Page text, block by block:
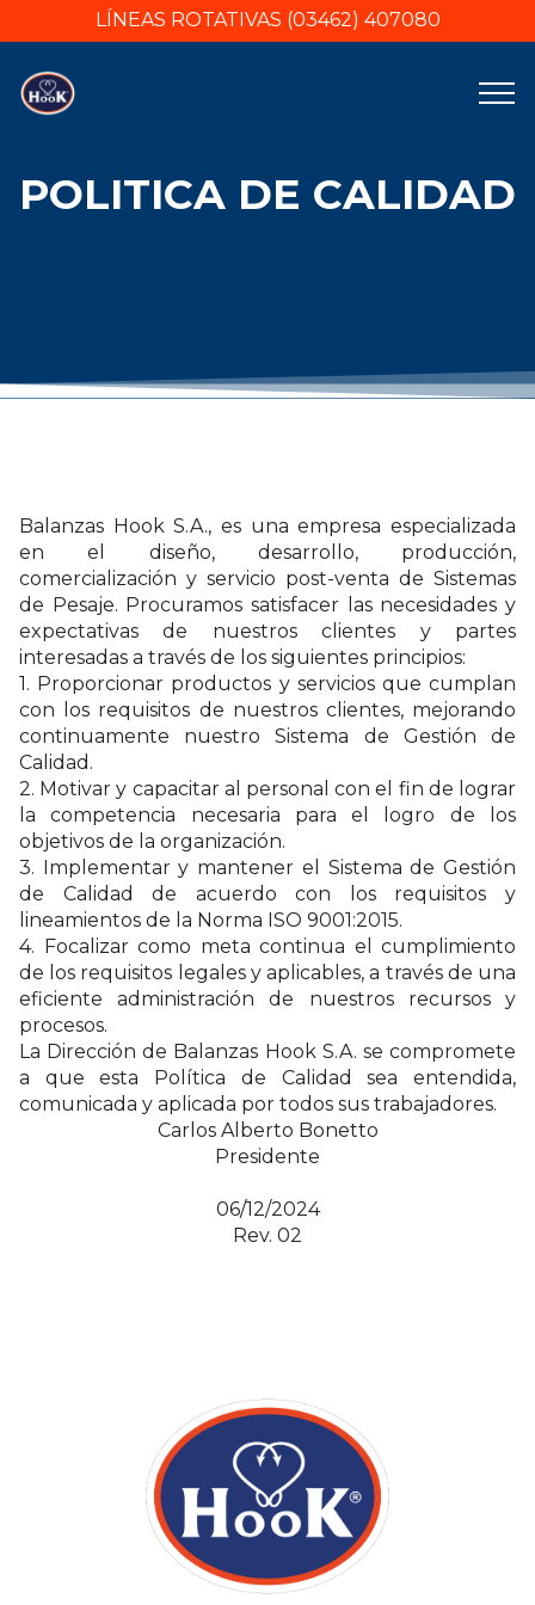
LÍNEAS ROTATIVAS (03462) 407080
POLITICA DE CALIDAD
Balanzas Hook S.A., es una empresa especializada
en el diseño, desarrollo, producción,
comercialización y servicio post-venta de Sistemas
de Pesaje. Procuramos satisfacer las necesidades y
expectativas de nuestros clientes y partes
interesadas a través de los siguientes principios:
1. Proporcionar productos y servicios que cumplan
con los requisitos de nuestros clientes, mejorando
continuamente nuestro Sistema de Gestión de
Calidad.
2. Motivar y capacitar al personal con el fin de lograr
la competencia necesaria para el logro de los
objetivos de la organización.
3. Implementar y mantener el Sistema de Gestión
de Calidad de acuerdo con los requisitos y
lineamientos de la Norma ISO 9001:2015.
4. Focalizar como meta continua el cumplimiento
de los requisitos legales y aplicables, a través de una
eficiente administración de nuestros recursos y
procesos.
La Dirección de Balanzas Hook S.A. se compromete
a que esta Política de Calidad sea entendida,
comunicada y aplicada por todos sus trabajadores.
Carlos Alberto Bonetto
Presidente
06/12/2024
Rev. 02